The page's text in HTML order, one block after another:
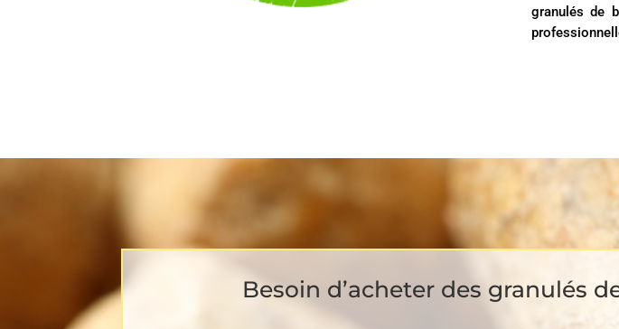
granulés de
Besoin d’acheter des granulés